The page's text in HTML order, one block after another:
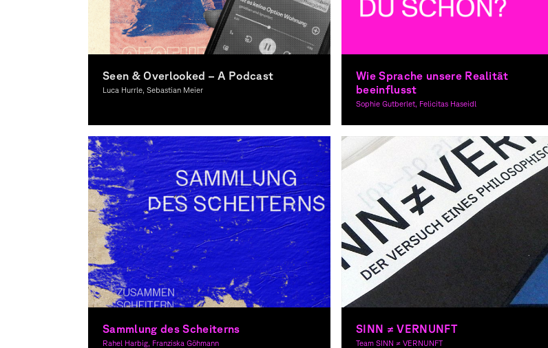
Seen & Overlooked – A Podcast
Luca Hurrle, Sebastian Meier
Wie Sprache unsere Realität
beeinflusst
Sophie Gutberlet, Felicitas Haseidl
Sammlung des Scheiterns
Rahel Harbig, Franziska Göhmann
SINN ≠ VERNUNFT
Team SINN ≠ VERNUNFT